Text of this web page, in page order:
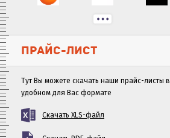
ПРАЙС-ЛИСТ
Тут Вы можете скачать наши прайс-листы в
удобном для Вас формате
Скачать XLS-файл